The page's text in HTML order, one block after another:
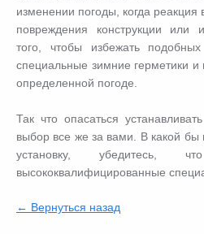
изменении погоды, когда реакция
повреждения конструкции или
того, чтобы избежать
специальные зимние герметики и
определенной погоде.
Так что опасаться
выбор все же за вами. В какой бы
установку, убедитесь,
высококвалифицированные
← Вернуться назад